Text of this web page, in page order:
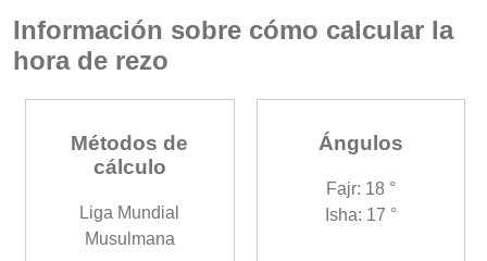
Información sobre cómo calcular la
hora de rezo
Métodos de
cálculo
Liga Mundial
Musulmana
Ángulos
Fajr: 18 °
Isha: 17 °